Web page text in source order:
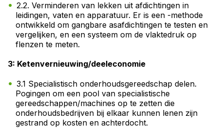
2.2. Verminderen van lekken uit afdichtingen in
leidingen, vaten en apparatuur. Er is een -methode
ontwikkeld om gangbare asafdichtingen te testen en
vergelijken, en een systeem om de vlaktedruk op
flenzen te meten.
3: Ketenvernieuwing/deeleconomie
3.1 Specialistisch onderhoudsgereedschap delen.
Pogingen om een pool van specialistische
gereedschappen/machines op te zetten die
onderhoudsbedrijven bij elkaar kunnen lenen zijn
gestrand op kosten en achterdocht.